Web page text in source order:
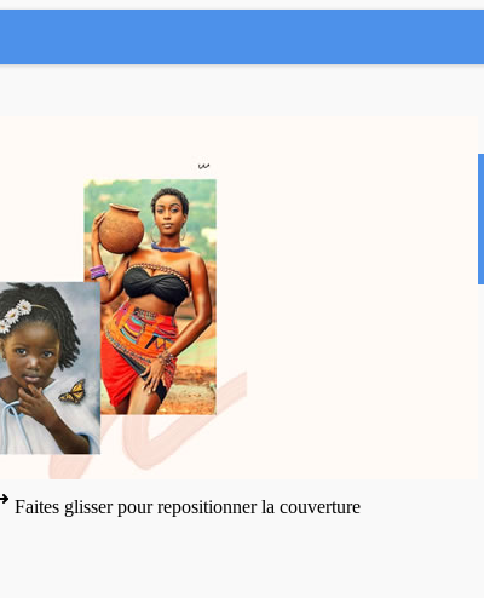
Faites glisser pour repositionner la couverture